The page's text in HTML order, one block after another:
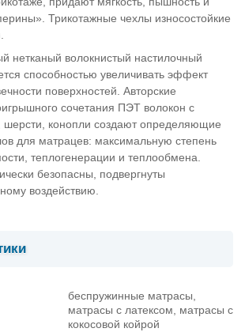
Трикотажные чехлы износостойкие
нетканый волокнистый настилочный
способностью увеличивать эффект
поверхностей. Авторские
сочетания ПЭТ волокон с
шерсти, конопли создают определяющие
для матрацев: максимальную степень
теплогенерации и теплообмена.
безопасны, подвергнуты
воздействию.
беспружинные матрасы,
матрасы с латексом, матрасы с
кокосовой койрой